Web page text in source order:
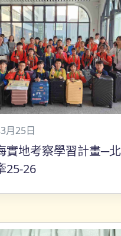
月25日
實地考察學習計畫─
25-26